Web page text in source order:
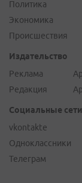
Политика
Экономика
Происшествия
Издательство
Реклама
Редакция
Социальные сети
vkontakte
Одноклассники
Телеграм